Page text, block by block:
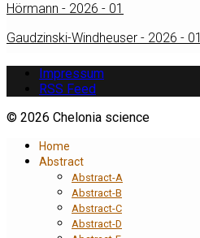
Hörmann - 2026 - 01
Gaudzinski-Windheuser - 2026 - 01
Impressum
RSS Feed
© 2026 Chelonia science
Home
Abstract
Abstract-A
Abstract-B
Abstract-C
Abstract-D